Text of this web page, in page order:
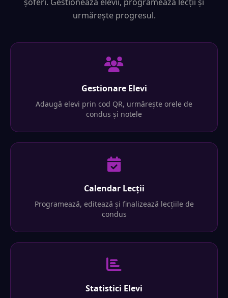
urmărește progresul.
Gestionare Elevi
Adaugă elevi prin cod QR, urmărește orele de
condus și notele
Calendar Lecții
Programează, editează și finalizează lecțiile de
condus
Statistici Elevi